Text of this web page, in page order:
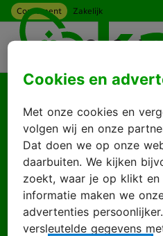
Ga naar hoofdinhoud
Consument Zakelijk
Goed je weer te zien
Log in
ID
Inloggen
Cookies en
Met onze cookies en
volgen wij en onze
Dat doen we op onze
daarbuiten. We kijken
zoekt, waar je op klikt
informatie maken we
advertenties
versleutelde gegevens